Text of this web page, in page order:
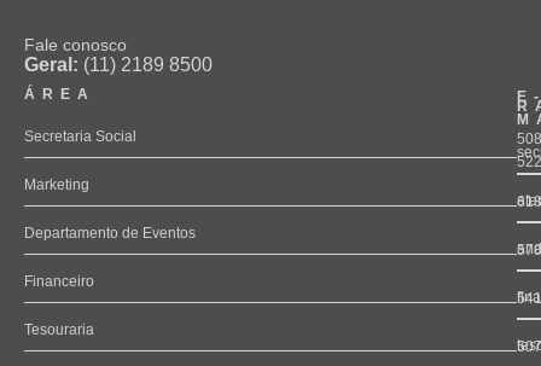
Fale conosco
Geral: (11) 2189 8500
ÁREA
Secretaria Social
Marketing
Departamento de Eventos
Financeiro
Tesouraria
522
618
578
541
507